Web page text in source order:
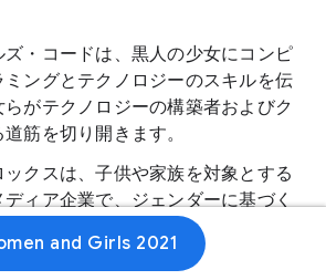
・コードは、黒人の少女にコンピ
ミングとテクノロジーのスキルを伝
がテクノロジーの構築者およびク
筋を切り開きます。
クスは、子供や家族を対象とする
ィア企業で、ジェンダーに基づく
打破を目指しています。世界初の少
ーダーである、ゴールディーという
and Girls 2021